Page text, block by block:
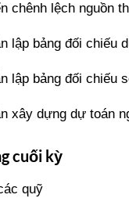
chênh lệch nguồn
lập bảng đối chiếu
lập bảng đối chiếu
xây dựng dự toán
cuối kỳ
quỹ